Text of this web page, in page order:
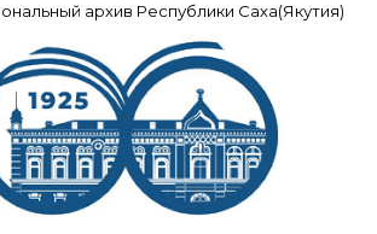
архив Республики Саха(Якутия)